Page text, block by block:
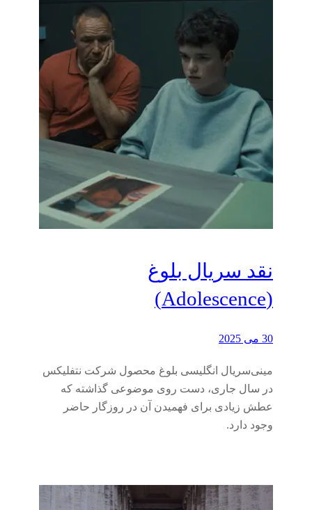
نقد سریال بلوغ
(Adolescence)
30 می 2025
مینی‌سریال انگلیسی بلوغ محصول شرکت نتفلیکس
در سال جاری، دست روی موضوعی گذاشته که
عطش زیادی برای فهمیدن آن در روزگار حاضر
وجود دارد.